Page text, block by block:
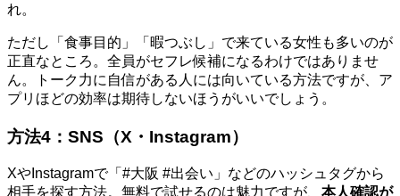
れ。
ただし「食事目的」「暇つぶし」で来ている女性も多いのが
正直なところ。全員がセフレ候補になるわけではありませ
ん。トーク力に自信がある人には向いている方法ですが、ア
プリほどの効率は期待しないほうがいいでしょう。
方法4：SNS（X・Instagram）
XやInstagramで「#大阪 #出会い」などのハッシュタグから
相手を探す方法。無料で試せるのは魅力ですが、 本人確認が